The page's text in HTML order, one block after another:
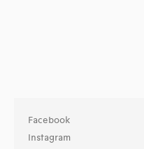
Facebook
Instagram